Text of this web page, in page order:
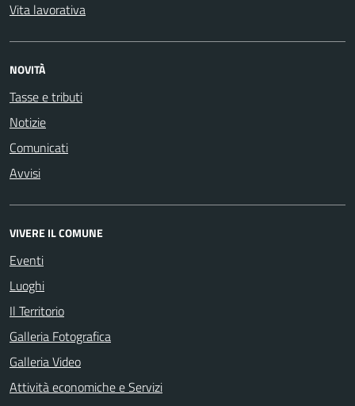
Vita lavorativa
NOVITÀ
Tasse e tributi
Notizie
Comunicati
Avvisi
VIVERE IL COMUNE
Eventi
Luoghi
Il Territorio
Galleria Fotografica
Galleria Video
Attività economiche e Servizi